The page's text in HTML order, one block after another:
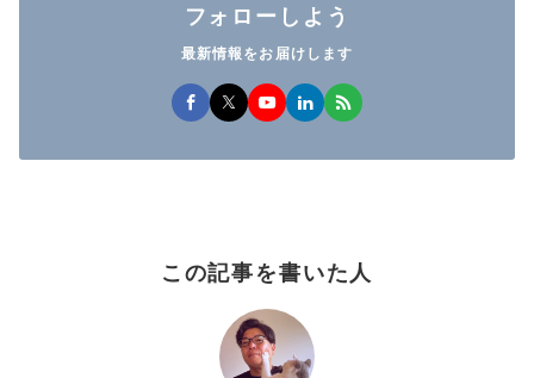
フォローしよう
最新情報をお届けします
この記事を書いた人